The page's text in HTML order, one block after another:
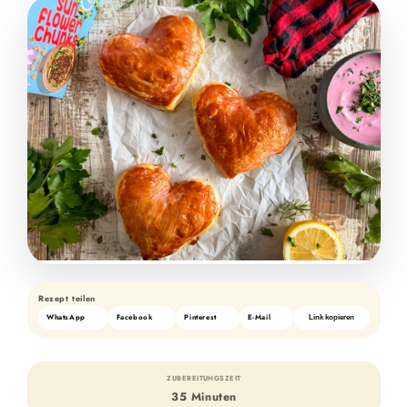
Rezept teilen
WhatsApp Facebook Pinterest E-Mail Link kopieren
ZUBEREITUNGSZEIT
35 Minuten